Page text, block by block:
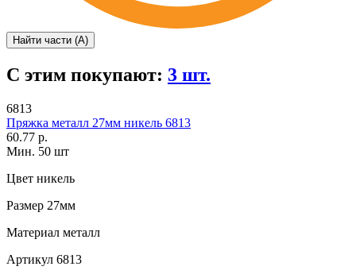
Найти части (А)
С этим покупают: 3 шт.
6813
Пряжка металл 27мм никель 6813
60.77 р.
Мин. 50 шт
Цвет никель
Размер 27мм
Материал металл
Артикул 6813